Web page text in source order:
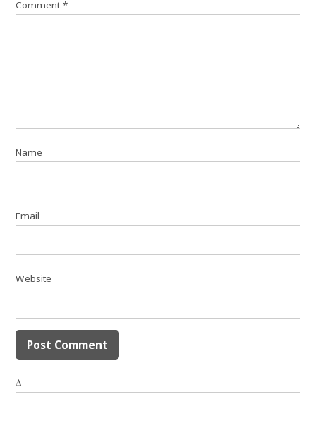
Comment*
Name
Email
Website
Δ